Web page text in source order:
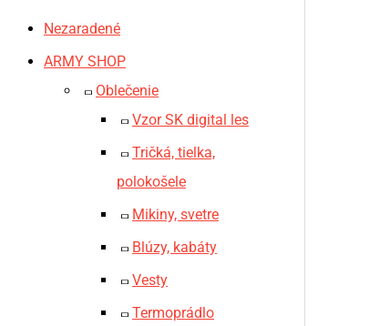
Nezaradené
ARMY SHOP
Oblečenie
Vzor SK digital les
Tričká, tielka,
polokošele
Mikiny, svetre
Blúzy, kabáty
Vesty
Termoprádlo